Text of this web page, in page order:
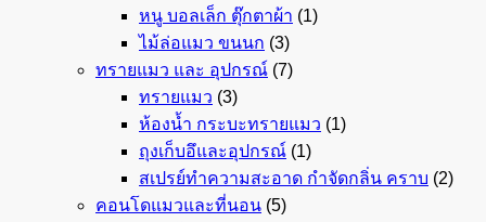
หนู บอลเล็ก ตุ๊กตาผ้า (1)
ไม้ล่อแมว ขนนก (3)
ทรายแมว และ อุปกรณ์ (7)
ทรายแมว (3)
ห้องน้ำ กระบะทรายแมว (1)
ถุงเก็บอึและอุปกรณ์ (1)
สเปรย์ทำความสะอาด กำจัดกลิ่น คราบ (2)
คอนโดแมวและที่นอน (5)